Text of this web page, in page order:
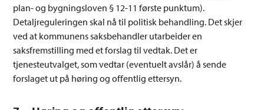
plan- og bygningsloven § 12-11 første punktum).
Detaljreguleringen skal nå til politisk behandling. Det skjer
ved at kommunens saksbehandler utarbeider en
saksfremstilling med et forslag til vedtak. Det er
tjenesteutvalget, som vedtar (eventuelt avslår) å sende
forslaget ut på høring og offentlig ettersyn.